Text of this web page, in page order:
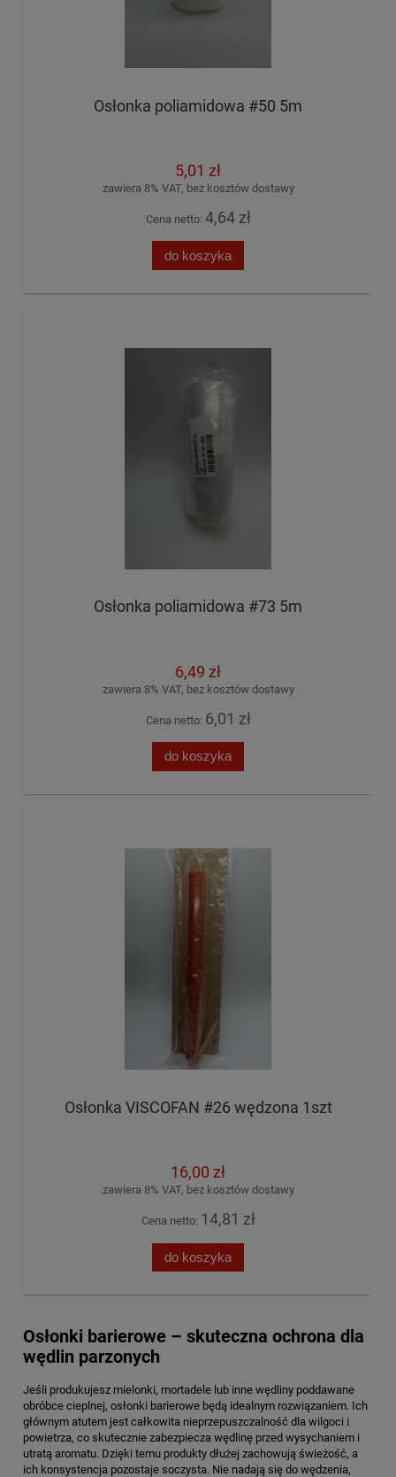
Osłonka poliamidowa #50 5m
5,01 zł
zawiera 8% VAT, bez kosztów dostawy
Cena netto: 4,64 zł
do koszyka
Osłonka poliamidowa #73 5m
6,49 zł
zawiera 8% VAT, bez kosztów dostawy
Cena netto: 6,01 zł
do koszyka
Osłonka VISCOFAN #26 wędzona 1szt
16,00 zł
zawiera 8% VAT, bez kosztów dostawy
Cena netto: 14,81 zł
do koszyka
Osłonki barierowe – skuteczna ochrona dla
wędlin parzonych
Jeśli produkujesz mielonki, mortadele lub inne wędliny poddawane
obróbce cieplnej, osłonki barierowe będą idealnym rozwiązaniem. Ich
głównym atutem jest całkowita nieprzepuszczalność dla wilgoci i
powietrza, co skutecznie zabezpiecza wędlinę przed wysychaniem i
utratą aromatu. Dzięki temu produkty dłużej zachowują świeżość, a
ich konsystencja pozostaje soczysta. Nie nadają się do wędzenia,